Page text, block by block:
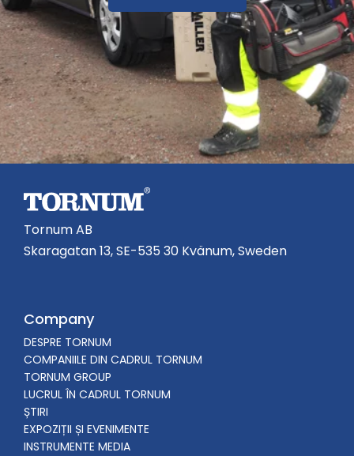
Tornum AB
Skaragatan 13, SE-535 30 Kvänum, Sweden
Company
DESPRE TORNUM
COMPANIILE DIN CADRUL TORNUM
TORNUM GROUP
LUCRUL ÎN CADRUL TORNUM
ȘTIRI
EXPOZIȚII ȘI EVENIMENTE
INSTRUMENTE MEDIA